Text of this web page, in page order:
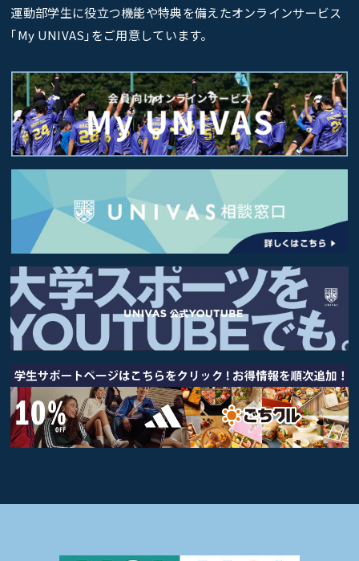
運動部学生に役立つ機能や特典を備えたオンラインサービス
｢My UNIVAS｣をご用意しています。